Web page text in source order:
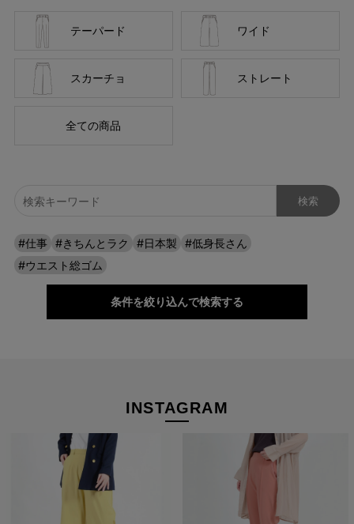
360°ストレッチで全方向に伸びる！
360°全方向に伸びるので、どんなに動いてもつっぱらず、ストレ
地が伸びてしまい、膝がポコっと伸びてしまう心配もありませ
テーパード ワイド
スカーチョ ストレート
全ての商品
#仕事 #きちんとラク #日本製
#低身長さん
#ウエスト総ゴム
条件を絞り込んで検索する
INSTAGRAM